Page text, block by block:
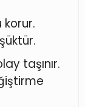
taşınır.